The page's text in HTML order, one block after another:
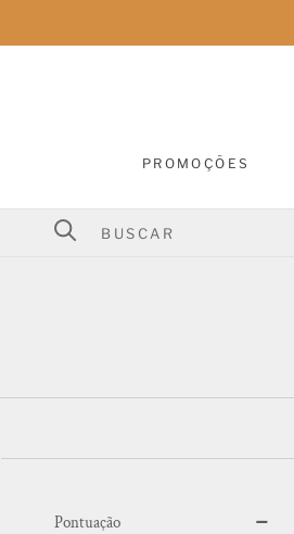
PROMOÇÕES
Pontuação